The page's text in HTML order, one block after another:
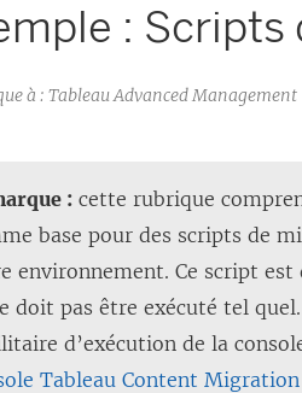
:
à : Tableau Advanced Management
: cette rubrique
base pour des scripts de
environnement. Ce script
doit pas être exécuté tel
d’exécution de la
Tableau Content